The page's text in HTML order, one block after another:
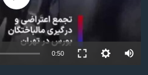
حقوق شهروندی
اقتصادی
انتخابات ریاست جمهوری آمریکا ۲۰۲۴
حمله جمهوری اسلامی به اسرائیل
0:50